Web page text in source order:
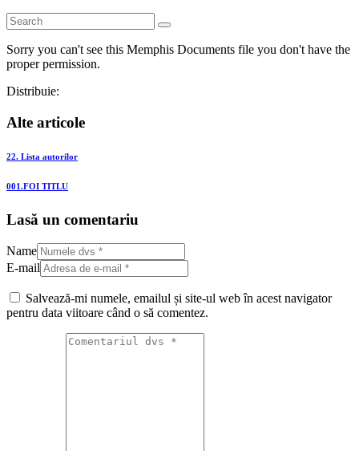
Sorry you can't see this Memphis Documents file you don't have the
proper permission.
Distribuie:
Alte articole
22. Lista autorilor
001.FOI TITLU
Lasă un comentariu
Name
E-mail
Salvează-mi numele, emailul și site-ul web în acest navigator
pentru data viitoare când o să comentez.